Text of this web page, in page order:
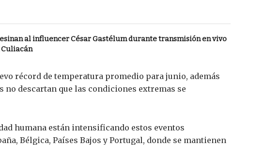
al influencer César Gastélum durante transmisión en vivo
Culiacán
récord de temperatura promedio para junio, además
descartan que las condiciones extremas se
humana están intensificando estos eventos
Bélgica, Países Bajos y Portugal, donde se mantienen